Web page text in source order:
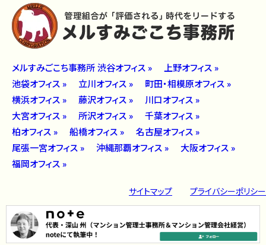
メルすみごこち事務所 渋谷オフィス »
上野オフィス »
池袋オフィス »
立川オフィス »
町田・相模原オフィス »
横浜オフィス »
藤沢オフィス »
川口オフィス »
大宮オフィス »
所沢オフィス »
千葉オフィス »
柏オフィス »
船橋オフィス »
名古屋オフィス »
尾張一宮オフィス »
沖縄那覇オフィス »
大阪オフィス »
福岡オフィス »
サイトマップ プライバシーポリシー